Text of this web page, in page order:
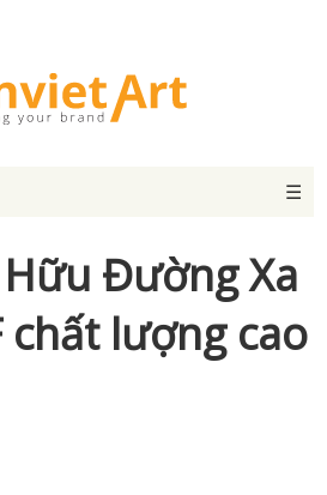
☰
Đường Xa
chất lượng cao